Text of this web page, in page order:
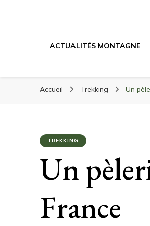
ACTUALITÉS MONTAGNE
Accueil Trekking Un
TREKKING
Un
France